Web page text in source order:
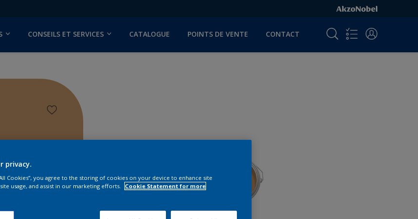
CONSEILS ET SERVICES CATALOGUE POINTS DE VENTE CONTACT
privacy.
Cookies”, you agree to the storing of cookies on your device to enhance site
usage, and assist in our marketing efforts.
Cookie Statement for more